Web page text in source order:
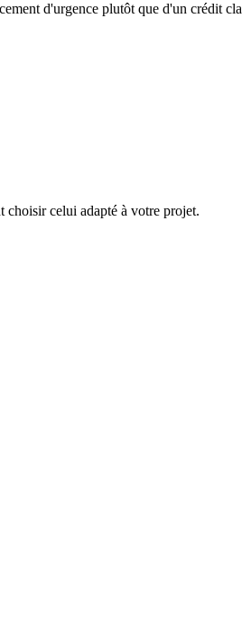
d'urgence plutôt que d'un crédit
choisir celui adapté à votre projet.